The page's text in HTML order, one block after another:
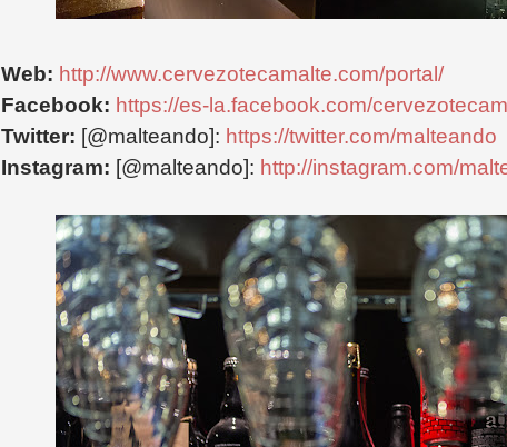
Web: http://www.cervezotecamalte.com/portal/
Facebook: https://es-la.facebook.com/
Twitter: [@malteando]: https://twitter.com/malteando
Instagram: [@malteando]: http://instagram.com/